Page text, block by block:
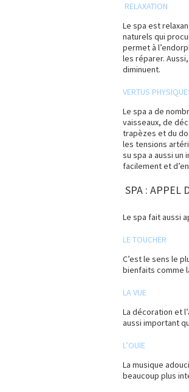
RELAXATION
Le spa est
naturels qui
permet à
les réparer.
diminuent.
VERTUS
Le spa a de
vaisseaux, de
trapèzes et du
les tensions
su spa a aussi
facilement et
SPA : APPEL
Le spa fait aussi
LE TOUCHER
C’est le sens le
bienfaits comme
LA VUE
La décoration et
aussi important
L’OUÏE
La musique
beaucoup plus